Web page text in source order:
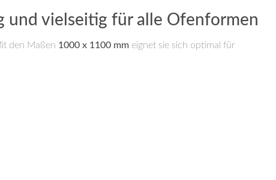
und vielseitig für alle Ofenformen
den Maßen 1000 x 1100 mm eignet sie sich optimal für